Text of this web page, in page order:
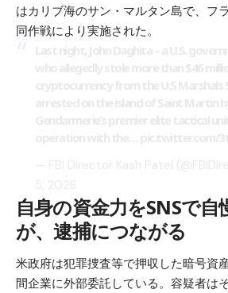
はカリブ海のサン・マルタン島で、フ
同作戦により実施された。
自身の資金力をSNSで自
が、逮捕につながる
米政府は犯罪捜査等で押収した暗号資
間企業に外部委託している。容疑者は